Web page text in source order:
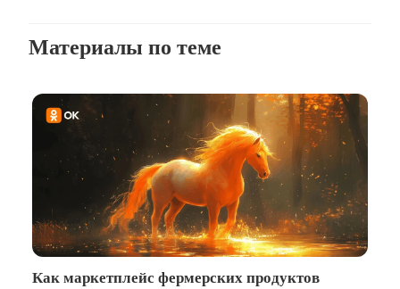
Материалы по теме
Как маркетплейс фермерских продуктов